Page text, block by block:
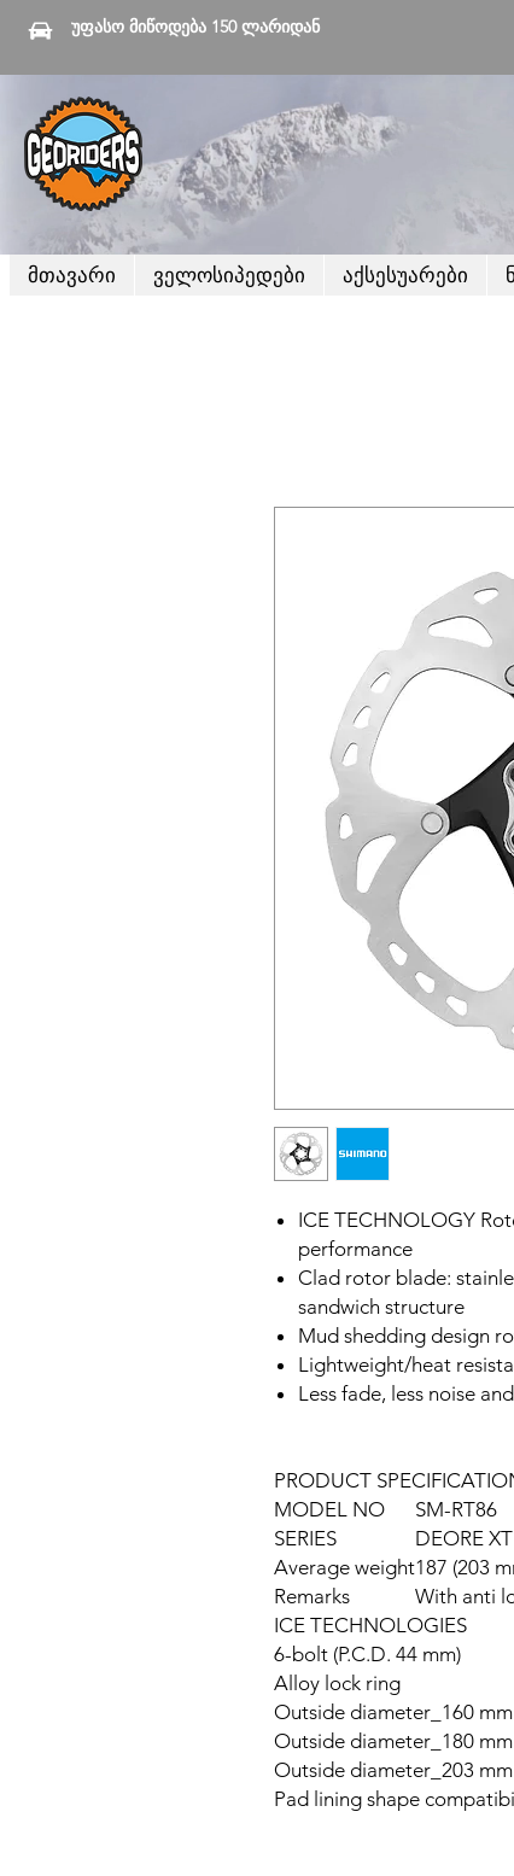
უფასო მიწოდება 150 ლარიდან
მთავარი ველოსიპედები აქსესუარები
ICE TECHNOLOGY
performance
Clad rotor blade:
sandwich structure
Mud shedding design
Lightweight/heat
Less fade, less noise
PRODUCT
MODEL NO
SM-RT86
SERIES
DEORE
Average weight187 (203
Remarks
With anti
ICE TECHNOLOGIES
6-bolt (P.C.D. 44 mm)
Alloy lock ring
Outside diameter_160 mm
Outside diameter_180 mm
Outside diameter_203 mm
Pad lining shape